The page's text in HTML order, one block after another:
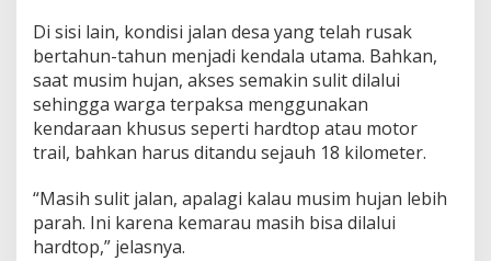
Di sisi lain, kondisi jalan desa yang telah rusak
bertahun-tahun menjadi kendala utama. Bahkan,
saat musim hujan, akses semakin sulit dilalui
sehingga warga terpaksa menggunakan
kendaraan khusus seperti hardtop atau motor
trail, bahkan harus ditandu sejauh 18 kilometer.
“Masih sulit jalan, apalagi kalau musim hujan lebih
parah. Ini karena kemarau masih bisa dilalui
hardtop,” jelasnya.